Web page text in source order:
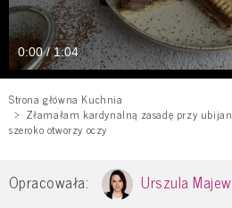
0:00 / 1:04
Strona główna Kuchnia
Złamałam kardynalną zasadę przy
szeroko otworzy oczy
Opracowała: Urszula